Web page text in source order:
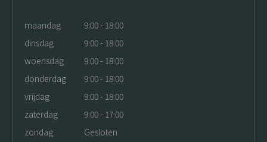
maandag
9:00 - 18:00
dinsdag
9:00 - 18:00
woensdag
9:00 - 18:00
donderdag
9:00 - 18:00
vrijdag
9:00 - 18:00
zaterdag
9:00 - 17:00
zondag
Gesloten